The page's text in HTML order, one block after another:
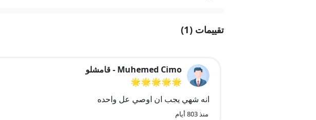
تقييمات (1)
Muhemed Cimo - قامشلو
🌟🌟🌟🌟🌟
انه شهي يجب ان اوصي عل واحده
منذ 803 أيام